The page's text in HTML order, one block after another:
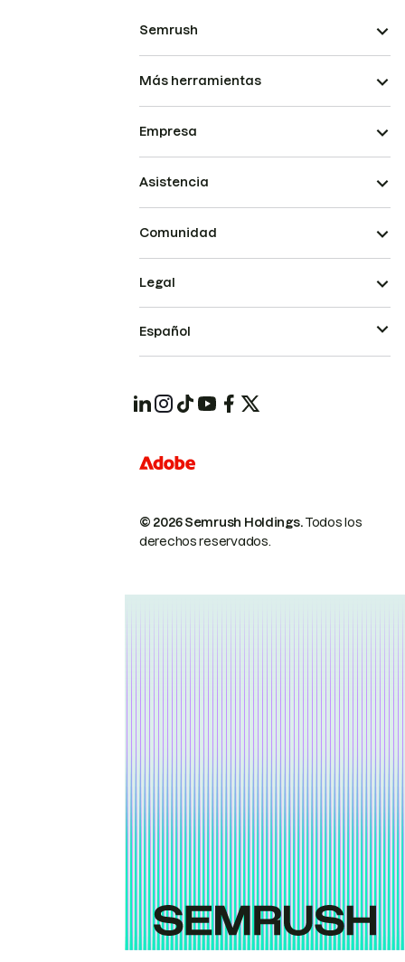
Semrush
Más herramientas
Empresa
Asistencia
Comunidad
© 2026 Semrush Holdings.Todos los
derechos reservados.
Legal
Español